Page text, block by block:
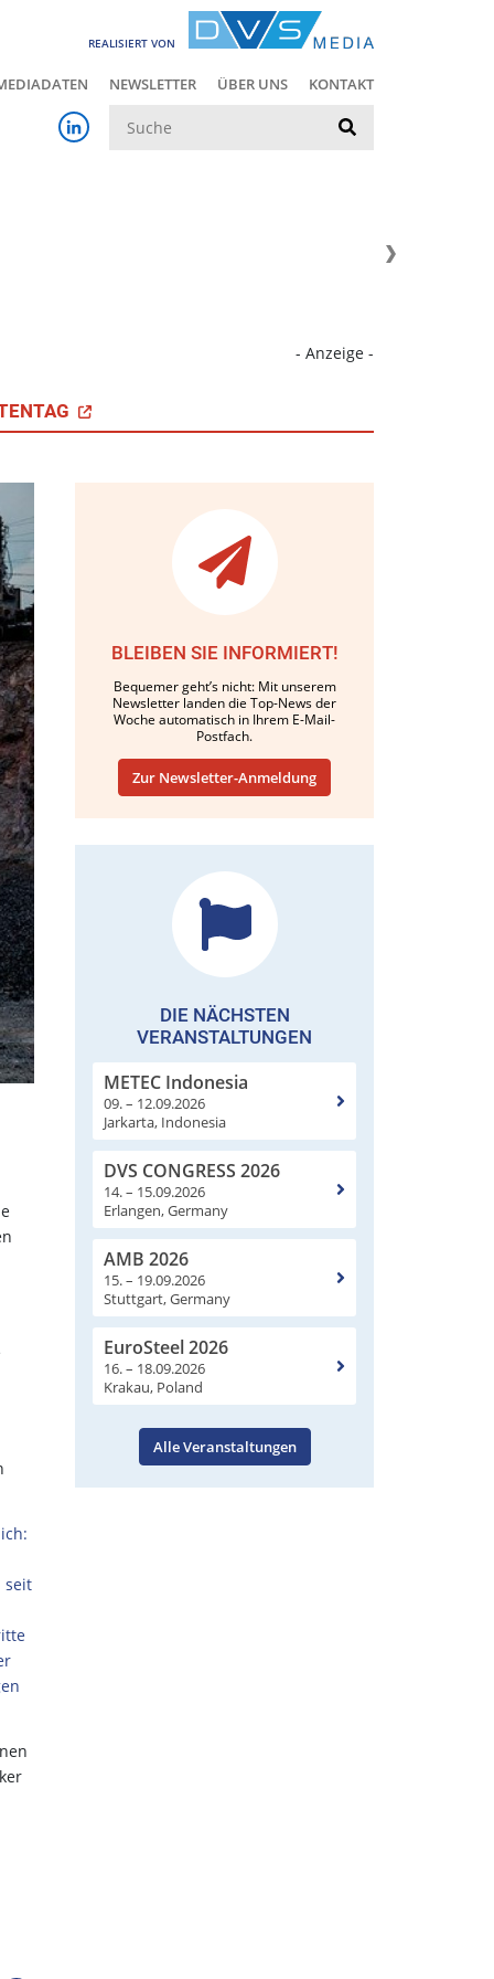
REALISIERT VON
NEWSLETTER ÜBER UNS KONTAKT
- Anzeige -
seit
BLEIBEN SIE INFORMIERT!
Bequemer geht’s nicht: Mit unserem
Newsletter landen die Top-News der
Woche automatisch in Ihrem E-Mail-
Postfach.
Zur Newsletter-Anmeldung
DIE NÄCHSTEN
VERANSTALTUNGEN
METEC Indonesia
09. – 12.09.2026
Jarkarta, Indonesia
DVS CONGRESS 2026
14. – 15.09.2026
Erlangen, Germany
AMB 2026
15. – 19.09.2026
Stuttgart, Germany
EuroSteel 2026
16. – 18.09.2026
Krakau, Poland
Alle Veranstaltungen